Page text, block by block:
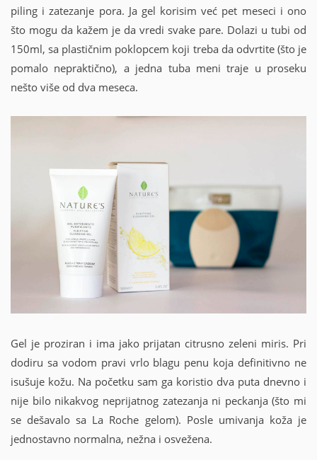
piling i zatezanje pora. Ja gel korisim već pet meseci i ono
što mogu da kažem je da vredi svake pare. Dolazi u tubi od
150ml, sa plastičnim poklopcem koji treba da odvrtite (što je
pomalo nepraktično), a jedna tuba meni traje u proseku
nešto više od dva meseca.
Gel je proziran i ima jako prijatan citrusno zeleni miris. Pri
dodiru sa vodom pravi vrlo blagu penu koja definitivno ne
isušuje kožu. Na početku sam ga koristio dva puta dnevno i
nije bilo nikakvog neprijatnog zatezanja ni peckanja (što mi
se dešavalo sa La Roche gelom). Posle umivanja koža je
jednostavno normalna, nežna i osvežena.